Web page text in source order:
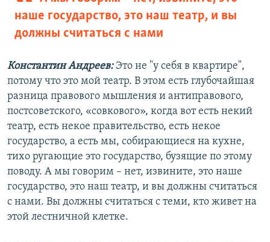
наше государство, это наш театр, и вы
должны считаться с нами
Константин Андреев: Это не "у себя в квартире",
потому что это мой театр. В этом есть глубочайшая
разница правового мышления и антиправового,
постсоветского, «совкового», когда вот есть некий
театр, есть некое правительство, есть некое
государство, а есть мы, собирающиеся на кухне,
тихо ругающие это государство, бузящие по этому
поводу. А мы говорим – нет, извините, это наше
государство, это наш театр, и вы должны считаться
с нами. Вы должны считаться с теми, кто живет на
этой лестничной клетке.